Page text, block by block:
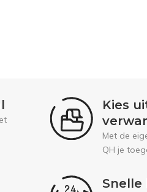
Kies
Met de
QH je
Snelle